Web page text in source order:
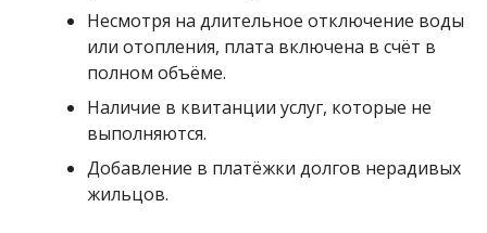
Несмотря на длительное отключение воды
или отопления, плата включена в счёт в
полном объёме.
Наличие в квитанции услуг, которые не
выполняются.
Добавление в платёжки долгов нерадивых
жильцов.